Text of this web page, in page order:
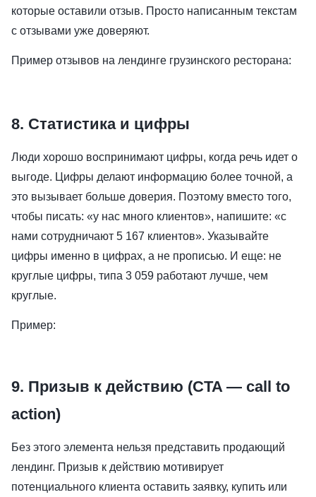
которые оставили отзыв. Просто написанным текстам
с отзывами уже доверяют.
Пример отзывов на лендинге грузинского ресторана:
8. Статистика и цифры
Люди хорошо воспринимают цифры, когда речь идет о
выгоде. Цифры делают информацию более точной, а
это вызывает больше доверия. Поэтому вместо того,
чтобы писать: «у нас много клиентов», напишите: «с
нами сотрудничают 5 167 клиентов». Указывайте
цифры именно в цифрах, а не прописью. И еще: не
круглые цифры, типа 3 059 работают лучше, чем
круглые.
Пример:
9. Призыв к действию (CTA — call to
action)
Без этого элемента нельзя представить продающий
лендинг. Призыв к действию мотивирует
потенциального клиента оставить заявку, купить или